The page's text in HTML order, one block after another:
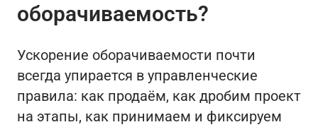
оборачиваемость?
Ускорение оборачиваемости почти
всегда упирается в управленческие
правила: как продаём, как дробим проект
на этапы, как принимаем и фиксируем